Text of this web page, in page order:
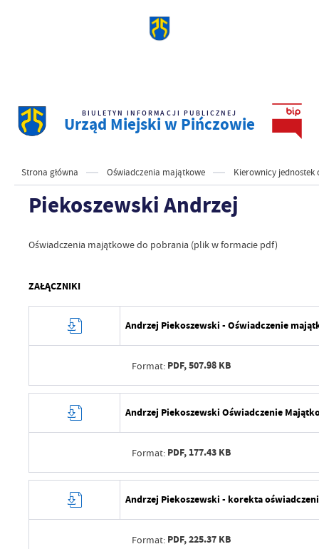
BIULETYN INFORMACJI PUBLICZNEJ
Urząd Miejski w Pińczowie
Strona główna Oświadczenia majątkowe Kierownicy
Piekoszewski Andrzej
Oświadczenia majątkowe do pobrania (plik w formacie pdf)
ZAŁĄCZNIKI
Andrzej Piekoszewski - Oświadczenie
Format: PDF,507.98 KB
Data opublikowania
Opublikował
Data ostatniej aktualizacji
Ostatnio zaktualizował
Andrzej Piekoszewski Oświadczenie
Format: PDF, 177.43 KB
Data opublikowania
Andrzej Piekoszewski - korekta
Format: PDF,225.37 KB